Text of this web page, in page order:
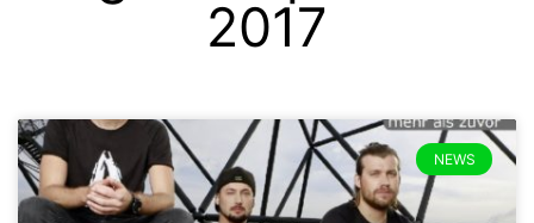
2017
NEWS